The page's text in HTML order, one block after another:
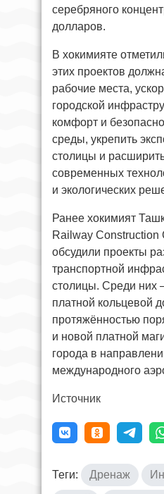
серебряного
долларов.
В хокимияте
этих проектов
рабочие места,
городской
комфорт и
среды, укрепить
столицы и
современных
и экологических
Ранее хокимият
Railway Construction
обсудили проекты
транспортной
столицы. Среди них
платной кольцевой
протяжённостью
и новой платной
города в
международного
Источник
Теги: Дренаж